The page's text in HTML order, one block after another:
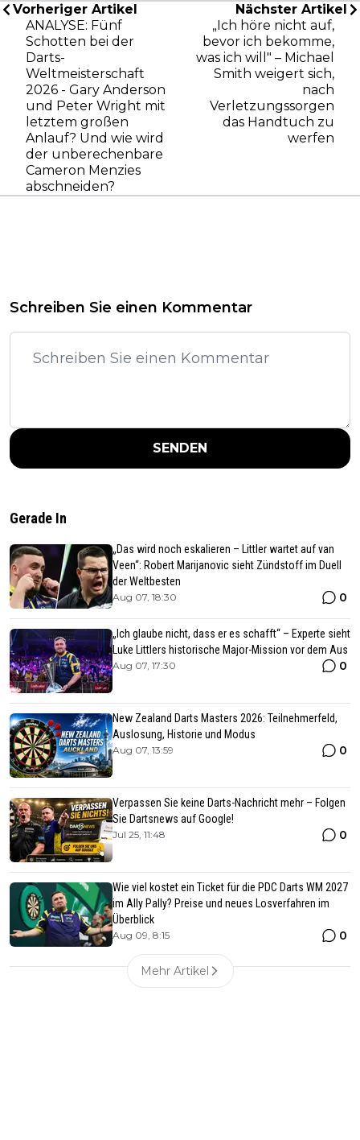
Vorheriger Artikel
ANALYSE: Fünf
Schotten bei der
Darts-
Weltmeisterschaft
2026 - Gary Anderson
und Peter Wright mit
letztem großen
Anlauf? Und wie wird
der unberechenbare
Cameron Menzies
abschneiden?
Nächster Artikel
„Ich höre nicht auf,
bevor ich bekomme,
was ich will" – Michael
Smith weigert sich,
nach
Verletzungssorgen
das Handtuch zu
werfen
Schreiben Sie einen Kommentar
SENDEN
Gerade In
„Das wird noch eskalieren – Littler wartet auf van
Veen“: Robert Marijanovic sieht Zündstoff im Duell
der Weltbesten
Aug 07, 18:30 0
„Ich glaube nicht, dass er es schafft“ – Experte sieht
Luke Littlers historische Major-Mission vor dem Aus
Aug 07, 17:30 0
New Zealand Darts Masters 2026: Teilnehmerfeld,
Auslosung, Historie und Modus
Aug 07, 13:59 0
Verpassen Sie keine Darts-Nachricht mehr – Folgen
Sie Dartsnews auf Google!
Jul 25, 11:48 0
Wie viel kostet ein Ticket für die PDC Darts WM 2027
im Ally Pally? Preise und neues Losverfahren im
Überblick
Aug 09, 8:15 0
Mehr Artikel